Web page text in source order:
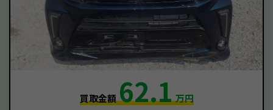
買取金額62.1万円